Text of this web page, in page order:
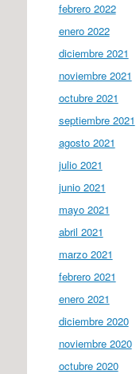
febrero 2022
enero 2022
diciembre 2021
noviembre 2021
octubre 2021
septiembre 2021
agosto 2021
julio 2021
junio 2021
mayo 2021
abril 2021
marzo 2021
febrero 2021
enero 2021
diciembre 2020
noviembre 2020
octubre 2020